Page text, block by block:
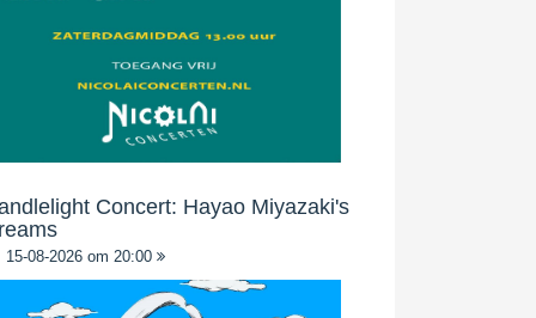
Concert: Hayao Miyazaki's
15-08-2026 om 20:00